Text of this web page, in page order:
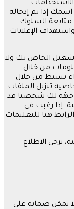
إذا تم إدخاله
السلوك
الإعلانات
الخاص بك ولا
من خلال
بسيط من خلال
تنزيل الملفات
لك شخصيا قد
. إذا رغبت في
هنا للتعليمات
يرجى الاطلاع
لا يمكن ضمانه على